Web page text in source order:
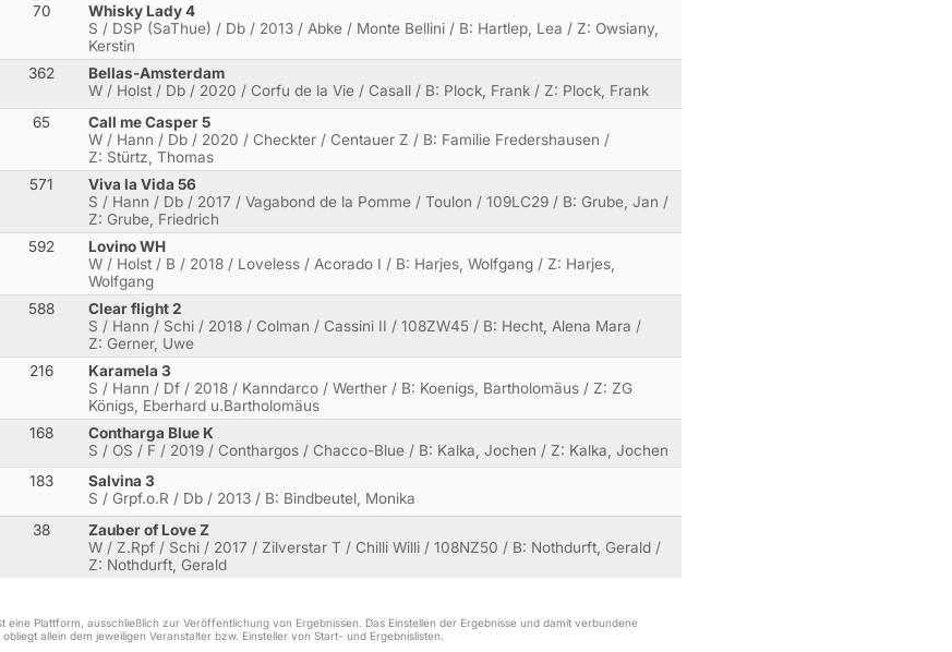
70
Whisky Lady 4
S / DSP (SaThue) / Db / 2013 / Abke / Monte Bellini / B: Hartlep, Lea / Z: Owsiany,
Kerstin
362
Bellas-Amsterdam
W / Holst / Db / 2020 / Corfu de la Vie / Casall / B: Plock, Frank / Z: Plock, Frank
65
Call me Casper 5
W / Hann / Db / 2020 / Checkter / Centauer Z / B: Familie Fredershausen /
Z: Stürtz, Thomas
571
Viva la Vida 56
S / Hann / Db / 2017 / Vagabond de la Pomme / Toulon / 109LC29 / B: Grube, Jan /
Z: Grube, Friedrich
592
Lovino WH
W / Holst / B / 2018 / Loveless / Acorado I / B: Harjes, Wolfgang / Z: Harjes,
Wolfgang
588
Clear flight 2
S / Hann / Schi / 2018 / Colman / Cassini II / 108ZW45 / B: Hecht, Alena Mara /
Z: Gerner, Uwe
216
Karamela 3
S / Hann / Df / 2018 / Kanndarco / Werther / B: Koenigs, Bartholomäus / Z: ZG
Königs, Eberhard u.Bartholomäus
168
Contharga Blue K
S / OS / F / 2019 / Conthargos / Chacco-Blue / B: Kalka, Jochen / Z: Kalka, Jochen
183
Salvina 3
S / Grpf.o.R / Db / 2013 / B: Bindbeutel, Monika
38
Zauber of Love Z
W / Z.Rpf / Schi / 2017 / Zilverstar T / Chilli Willi / 108NZ50 / B: Nothdurft, Gerald /
Z: Nothdurft, Gerald
eine Plattform, ausschließlich zur Veröffentlichung von Ergebnissen. Das Einstellen der Ergebnisse und damit verbundene
allein dem jeweiligen Veranstalter bzw. Einsteller von Start- und Ergebnislisten.